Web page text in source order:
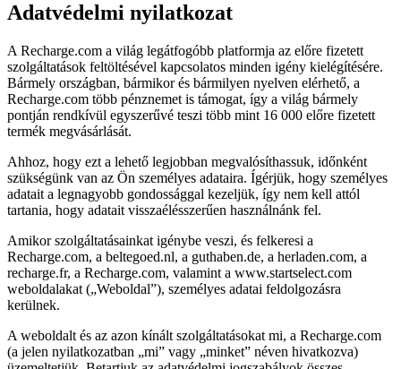
Adatvédelmi nyilatkozat
A Recharge.com a világ legátfogóbb platformja az előre fizetett
szolgáltatások feltöltésével kapcsolatos minden igény kielégítésére.
Bármely országban, bármikor és bármilyen nyelven elérhető, a
Recharge.com több pénznemet is támogat, így a világ bármely
pontján rendkívül egyszerűvé teszi több mint 16 000 előre fizetett
termék megvásárlását.
Ahhoz, hogy ezt a lehető legjobban megvalósíthassuk, időnként
szükségünk van az Ön személyes adataira. Ígérjük, hogy személyes
adatait a legnagyobb gondossággal kezeljük, így nem kell attól
tartania, hogy adatait visszaélésszerűen használnánk fel.
Amikor szolgáltatásainkat igénybe veszi, és felkeresi a
Recharge.com, a beltegoed.nl, a guthaben.de, a herladen.com, a
recharge.fr, a Recharge.com, valamint a www.startselect.com
weboldalakat („Weboldal”), személyes adatai feldolgozásra
kerülnek.
A weboldalt és az azon kínált szolgáltatásokat mi, a Recharge.com
(a jelen nyilatkozatban „mi” vagy „minket” néven hivatkozva)